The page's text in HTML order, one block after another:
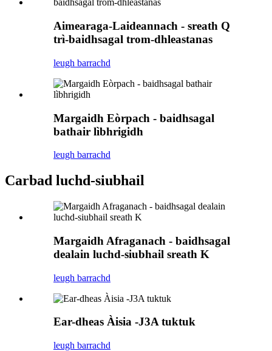
Aimearaga-Laideannach - sreath Q
trì-baidhsagal trom-dhleastanas
leugh barrachd
Margaidh Eòrpach - baidhsagal
bathair lìbhrigidh
leugh barrachd
Carbad luchd-siubhail
Margaidh Afraganach - baidhsagal
dealain luchd-siubhail sreath K
leugh barrachd
Ear-dheas Àisia -J3A tuktuk
leugh barrachd